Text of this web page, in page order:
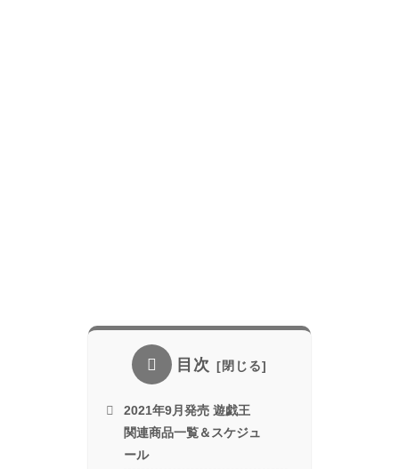
目次
2021年9月発売 遊戯王
関連商品一覧＆スケジュ
ール